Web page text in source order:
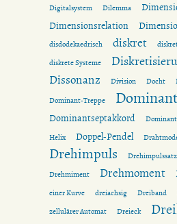
Digitalsystem
Dilemma
Dimensionsrelation
disdodekaedrisch diskret
diskrete Systeme
Dissonanz Division Docht
Dominant-Treppe
Dominantseptakkord
Helix
Doppel-Pendel
Drehimpuls Drehimpulssatz
Drehmiment
Drehmoment
einer Kurve
dreiachsig Dreiband
zellulärer Automat
Dreieck